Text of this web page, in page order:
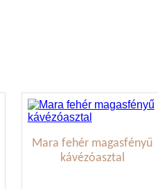
Mara fehér magasfényű
kávézóasztal